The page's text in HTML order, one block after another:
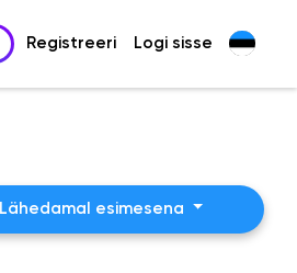
Registreeri Logi sisse
Lähedamal esimesena